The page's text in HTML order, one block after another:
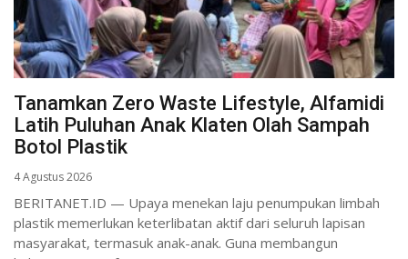
Tanamkan Zero Waste Lifestyle, Alfamidi
Latih Puluhan Anak Klaten Olah Sampah
Botol Plastik
4 Agustus 2026
BERITANET.ID — Upaya menekan laju penumpukan limbah
plastik memerlukan keterlibatan aktif dari seluruh lapisan
masyarakat, termasuk anak-anak. Guna membangun